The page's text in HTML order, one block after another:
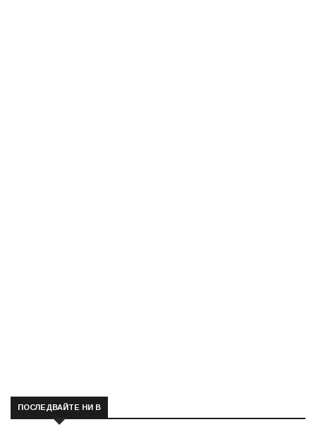
ПОСЛЕДВАЙТЕ НИ В